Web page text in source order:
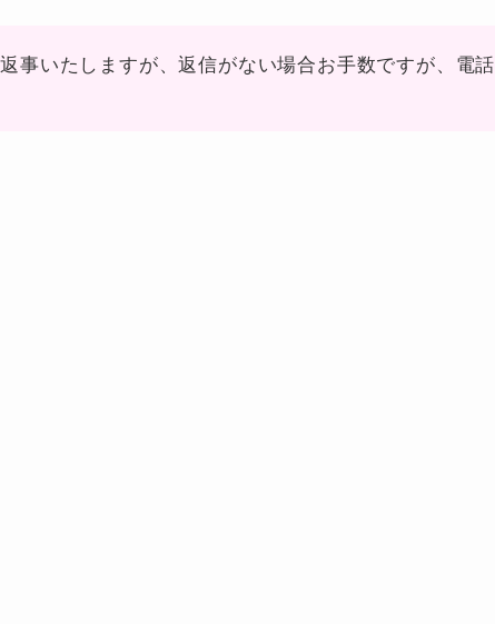
事いたしますが、返信がない場合お手数ですが、電話